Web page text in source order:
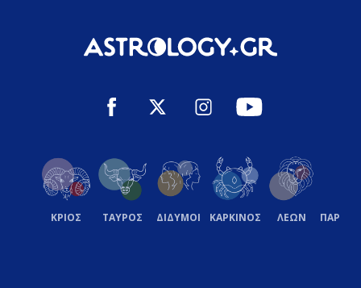
ΚΡΙΟΣ ΤΑΥΡΟΣ ΔΙΔΥΜΟΙ ΚΑΡΚΙΝΟΣ ΛΕΩΝ